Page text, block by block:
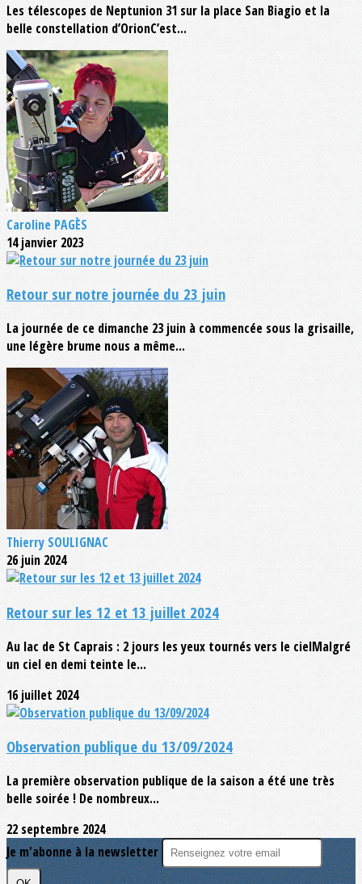
Les télescopes de Neptunion 31 sur la place San Biagio et la
belle constellation d’OrionC’est...
Caroline PAGÈS
14 janvier 2023
Retour sur notre journée du 23 juin
La journée de ce dimanche 23 juin à commencée sous la grisaille,
une légère brume nous a même...
Thierry SOULIGNAC
26 juin 2024
Retour sur les 12 et 13 juillet 2024
Au lac de St Caprais : 2 jours les yeux tournés vers le cielMalgré
un ciel en demi teinte le...
16 juillet 2024
Observation publique du 13/09/2024
La première observation publique de la saison a été une très
belle soirée ! De nombreux...
22 septembre 2024
Je m'abonne à la newsletter